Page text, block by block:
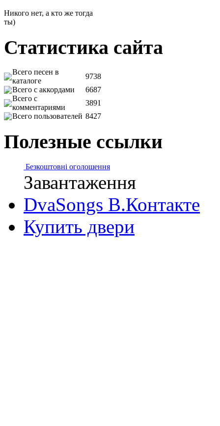
Никого нет, а кто же тогда
ты)
Статистика сайта
Всего песен в
каталоге
9738
Всего с аккордами
6687
Всего с
комментариями
3891
Всего пользователей 8427
Полезные ссылки
Безкоштовні оголошення
Завантаження
DvaSongs В.Контакте
Купить двери